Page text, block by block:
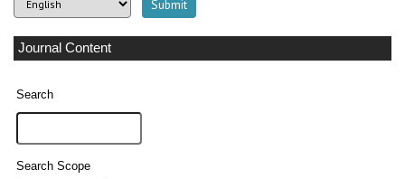
Journal Content
Search
Search Scope